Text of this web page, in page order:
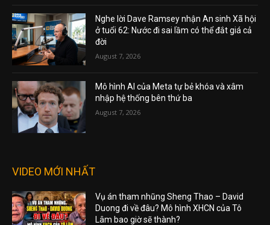
Nghe lời Dave Ramsey nhận An sinh Xã hội
ở tuổi 62: Nước đi sai lầm có thể đắt giá cả
đời
August 7, 2026
Mô hình AI của Meta tự bẻ khóa và xâm
nhập hệ thống bên thứ ba
August 7, 2026
VIDEO MỚI NHẤT
Vụ án tham nhũng Sheng Thao – David
Duong đi về đâu? Mô hình XHCN của Tô
Lâm bao giờ sẽ thành?